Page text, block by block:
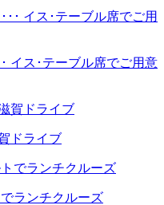
イス･テーブル席でご用意
ドライブ
ランチクルーズ